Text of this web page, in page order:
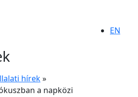
EN
hírek»
a napközi